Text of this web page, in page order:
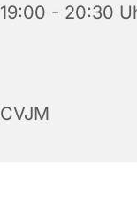
19:00 - 20:30
CVJM